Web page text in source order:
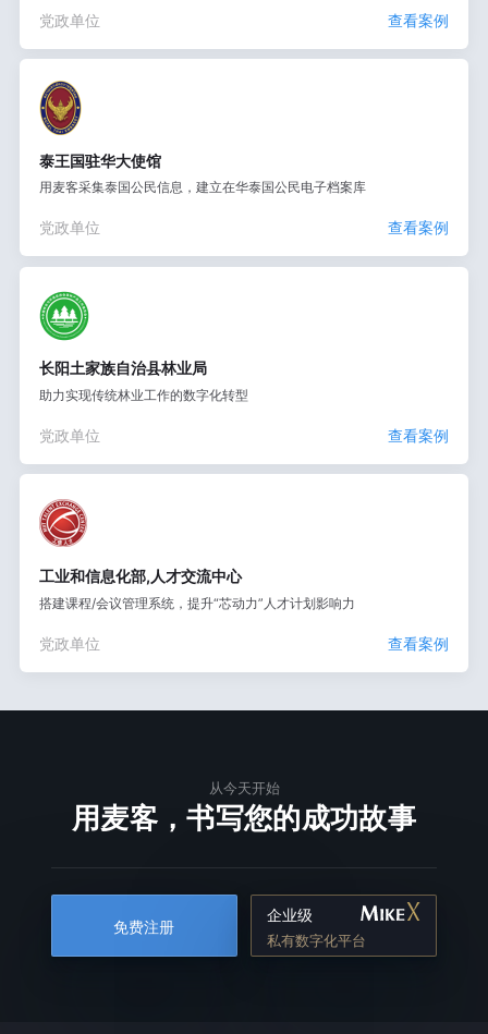
党政单位 查看案例
泰王国驻华大使馆
用麦客采集泰国公民信息，建立在华泰国公民电子档案库
党政单位 查看案例
长阳土家族自治县林业局
助力实现传统林业工作的数字化转型
党政单位 查看案例
工业和信息化部,人才交流中心
搭建课程/会议管理系统，提升“芯动力”人才计划影响力
党政单位 查看案例
从今天开始
用麦客，书写您的成功故事
免费注册
企业级
私有数字化平台